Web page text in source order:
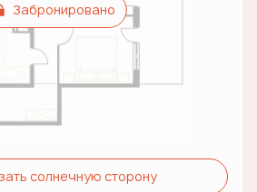
Забронировано
солнечную сторону